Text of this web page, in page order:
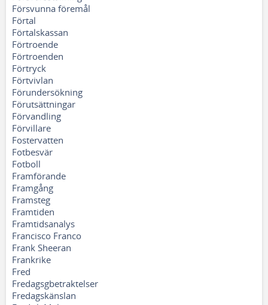
Försvunna föremål
Förtal
Förtalskassan
Förtroende
Förtroenden
Förtryck
Förtvivlan
Förundersökning
Förutsättningar
Förvandling
Förvillare
Fostervatten
Fotbesvär
Fotboll
Framförande
Framgång
Framsteg
Framtiden
Framtidsanalys
Francisco Franco
Frank Sheeran
Frankrike
Fred
Fredagsgbetraktelser
Fredagskänslan